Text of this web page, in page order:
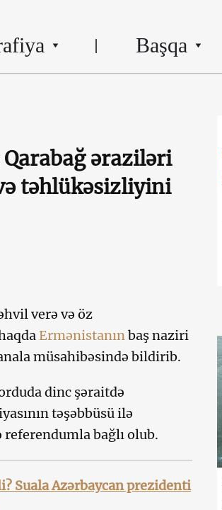
Başqa
əraziləri
təhlükəsizliyini
verə və öz
Ermənistanınbaş naziri
müsahibəsində bildirib.
dinc şəraitdə
təşəbbüsü ilə
bağlı olub.
Suala Azərbaycan prezidenti